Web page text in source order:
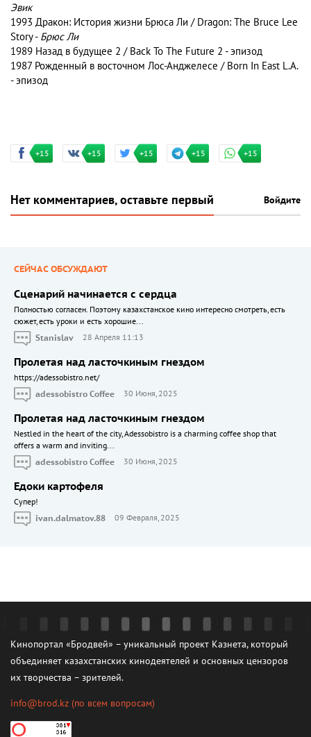
Эвик
1993 Дракон: История жизни Брюса Ли / Dragon: The Bruce Lee
Story - Брюс Ли
1989 Назад в будущее 2 / Back To The Future 2 - эпизод
1987 Рожденный в восточном Лос-Анджелесе / Born In East L.A.
- эпизод
+15 +15 +15 +15 +15
Нет комментариев, оставьте первый Войдите
СЕЙЧАС ОБСУЖДАЮТ
Сценарий начинается с сердца
Полностью согласен. Поэтому казахстанское кино интересно смотреть, есть
сюжет, есть уроки и есть хорошие...
Stanislav
28 Апреля 11:13
Пролетая над ласточкиным гнездом
https://adessobistro.net/
adessobistro Coffee
30 Июня, 2025
Пролетая над ласточкиным гнездом
Nestled in the heart of the city, Adessobistro is a charming coffee shop that
offers a warm and inviting...
adessobistro Coffee
30 Июня, 2025
Едоки картофеля
Cупер!
ivan.dalmatov.88
09 Февраля, 2025
Кинопортал «Бродвей» – уникальный проект Казнета, который
объединяет казахстанских кинодеятелей и основных цензоров
их творчества – зрителей.
info@brod.kz (по всем вопросам)